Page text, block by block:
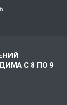
С 8 ПО 9